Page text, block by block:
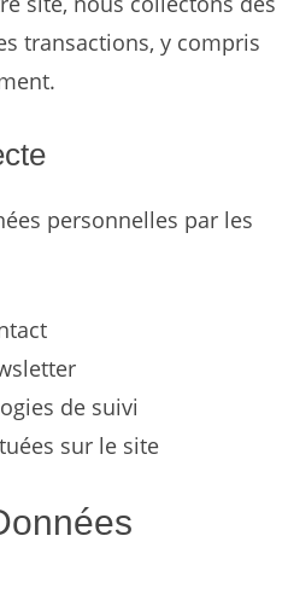
transactions, y compris
personnelles par les
de suivi
sur le site